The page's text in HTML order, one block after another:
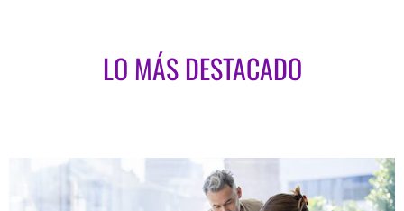
LO MÁS DESTACADO